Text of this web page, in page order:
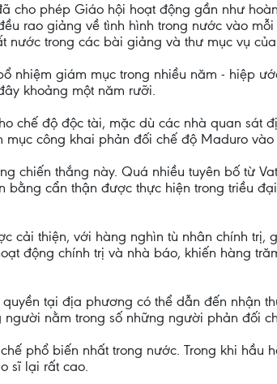
cho phép Giáo hội hoạt động gần như
rao giảng về tình hình trong nước vào
nước trong các bài giảng và thư mục vụ
nhiệm giám mục trong nhiều năm - hiệp
khoảng một năm rưỡi.
chế độ độc tài, mặc dù các nhà quan sát
công khai phản đối chế độ Maduro
chiến thắng này. Quá nhiều tuyên bố từ
cẩn thận được thực hiện trong triều
cải thiện, với hàng nghìn tù nhân chính
động chính trị và nhà báo, khiến hàng
tại địa phương có thể dẫn đến nhận
nằm trong số những người phản đối
phổ biến nhất trong nước. Trong khi hầu
sĩ lại rất cao.